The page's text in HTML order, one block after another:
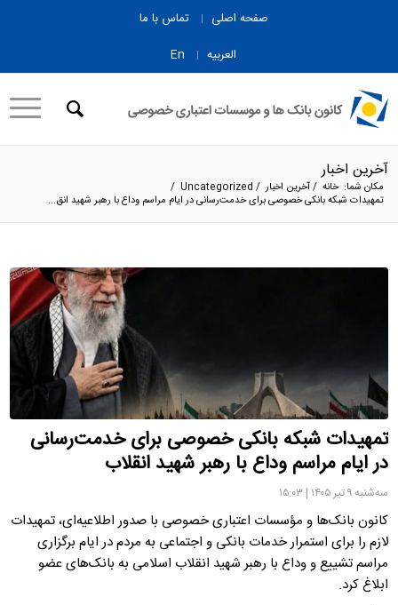
صفحه اصلی
تماس با ما
العربیه
En
آخرین اخبار
مکان شما: خانه /آخرین اخبار /
Uncategorized
/
تمهیدات شبکه بانکی خصوصی برای خدمت‌رسانی در ایام مراسم وداع با رهبر شهید انق...
تمهیدات شبکه بانکی خصوصی برای خدمت‌رسانی
در ایام مراسم وداع با رهبر شهید انقلاب
سه‌شنبه ۹ تیر ۱۴۰۵ | ۱۵:۰۳
کانون بانک‌ها و مؤسسات اعتباری خصوصی با صدور اطلاعیه‌ای، تمهیدات
لازم را برای استمرار خدمات بانکی و اجتماعی به مردم در ایام برگزاری
مراسم تشییع و وداع با رهبر شهید انقلاب اسلامی به بانک‌های عضو
ابلاغ کرد.